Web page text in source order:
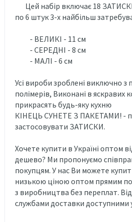
Цей набір включає 18
по 6 штук 3-х найбільш
- ВЕЛИКІ - 11 см
- СЕРЕДНІ - 8 см
- МАЛІ - 6 см
Усі вироби зроблені виключно з
полімерів, Виконані в яскравих
прикрасять будь-яку кухню
КІНЕЦЬ СУНЕТЕ З ПАКЕТАМИ! -
застосовувати ЗАТИСКИ.
Хочете купити в Україні оптом
дешево? Ми пропонуємо
покупцям. У нас Ви можете
низькою ціною оптом прямим
з виробництва без переплат.
службами доставки доступними